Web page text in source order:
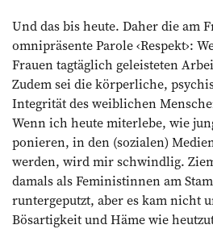
Und das bis heute. Daher die am
omnipräsente Parole ‹Respekt›:
Frauen tagtäglich geleisteten
Zudem sei die körperliche,
Integrität des weiblichen
Wenn ich heute miterlebe, wie
ponieren, in den (sozialen)
werden, wird mir schwindlig.
damals als ­Feministinnen am
runtergeputzt, aber es kam nicht
Bösartigkeit und Häme wie